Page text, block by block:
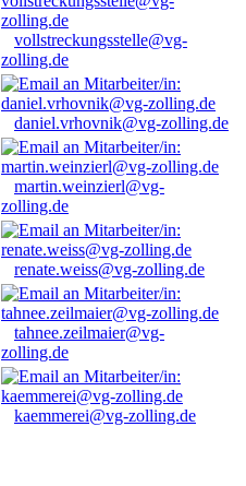
vollstreckungsstelle@vg-
zolling.de
daniel.vrhovnik@vg-zolling.de
martin.weinzierl@vg-
zolling.de
renate.weiss@vg-zolling.de
tahnee.zeilmaier@vg-
zolling.de
kaemmerei@vg-zolling.de